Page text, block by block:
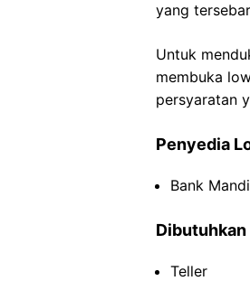
yang
Untuk
membuka
persyaratan
Penyedia
Bank
Dibutuhkan
Teller